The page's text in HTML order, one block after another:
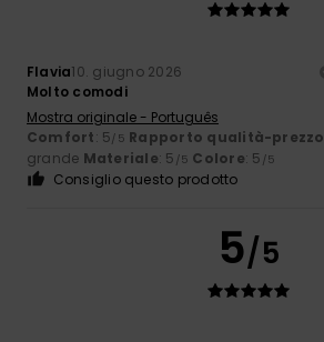
Flavia10. giugno 2026
Molto comodi
Mostra originale - Português
Comfort: 5/5 Rapporto qualità-prezzo
grande Materiale: 5 /5 Colore: 5 /5
Consiglio questo prodotto
5/5